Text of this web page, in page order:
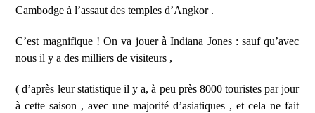
Cambodge à l’assaut des temples d’Angkor .
C’est magnifique ! On va jouer à Indiana Jones : sauf qu’avec
nous il y a des milliers de visiteurs ,
( d’après leur statistique il y a, à peu près 8000 touristes par jour
à cette saison , avec une majorité d’asiatiques , et cela ne fait